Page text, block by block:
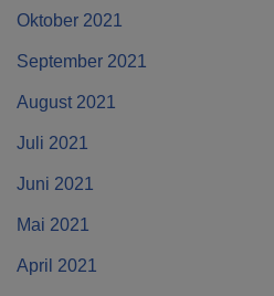
Oktober 2021
September 2021
August 2021
Juli 2021
Juni 2021
Mai 2021
April 2021